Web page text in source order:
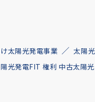
太陽光発電事業 太陽
光発電FIT 権利 中古太陽